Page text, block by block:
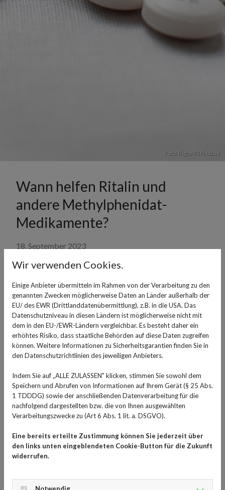
Foto: Rigby40, Pixabay
Wann helfen Ritalin und
andere Methylphenidat-
Medikamente?
18. September 2023
Der Name des Wirkstoffes Methylphenidat sagt wohl
dagegen ist oft ein Begriff. Methylphenidat wird als
Ritalin oft zur Behandlung von ADHS bei Kindern
eingesetzt.
Methylphenidat wirkt als Wiederaufnahmehemmer von
Dopamin und Noradrenalin im Gehirn. Die
Konzentration der Botenstoffe wird dadurch erhöht,
außerdem bleiben sie länger an den Rezeptoren. Das
Gehirn wird angeregt, die Konzentrations- und
Leistungsfähigkeit wird verbessert. Kinder mit ADHS
können so besser dem Unterricht folgen, Hyperaktivität
sich leichter, sozial mit anderen Menschen zu
interagieren.
Wir verwenden Cookies.
Einige Anbieter übermitteln im Rahmen von der Verarbeitung zu den
genannten Zwecken möglicherweise Daten an Länder außerhalb der
EU/ des EWR (Drittlanddatenübermittlung), z.B. in die USA. Das
Datenschutzniveau in diesen Ländern ist möglicherweise nicht mit
dem in den EU-/EWR-Ländern vergleichbar. Es besteht daher ein
erhöhtes Risiko, dass staatliche Behörden auf diese Daten zugreifen
können. Weitere Informationen zu Sicherheitsgarantien finden Sie in
den Datenschutzrichtlinien des jeweiligen Anbieters.
Indem Sie auf „ALLE ZULASSEN" klicken, stimmen Sie sowohl dem
Speichern und Abrufen von Informationen auf Ihrem Gerät (§ 25 Abs.
1 TDDDG) sowie der anschließenden Datenverarbeitung für die
nachfolgend dargestellten bzw. die von Ihnen ausgewählten
Verarbeitungszwecke zu (Art 6 Abs. 1 lit. a. DSGVO).
Eine bereits erteilte Zustimmung können Sie jederzeit über
den links unten eingeblendeten Cookie-Button für die Zukunft
widerrufen.